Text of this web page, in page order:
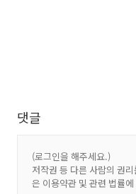
댓글